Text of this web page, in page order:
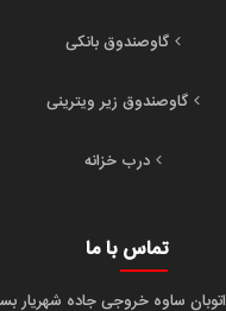
گاوصندوق بانکی
گاوصندوق زیر ویترینی
درب خزانه
تماس با ما
کیلومتر 17 اتوبان ساوه خروجی جاده